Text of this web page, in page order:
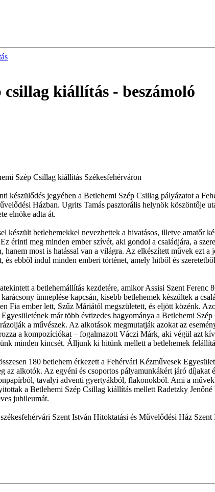
csillag kiállítás - beszámoló
Szép Csillag kiállítás Székesfehérváron
készülődés jegyében a Betlehemi Szép Csillag pályázatot a
Házban. Ugrits Tamás pasztorális helynök köszöntője
elnöke adta át.
készült betlehemekkel nevezhettek a hivatásos, illetve amatőr
érinti meg minden ember szívét, aki gondol a családjára, a
most is hatással van a világra. Az elkészített művek ezt
ebből indul minden emberi történet, amely hitből és
a betlehemállítás kezdetére, amikor Assisi Szent Ferenc
ünneplése kapcsán, kisebb betlehemek készültek a
Fia ember lett, Szűz Máriától megszületett, és eljött közénk.
már több évtizedes hagyománya a Betlehemi
a művészek. Az alkotások megmutatják azokat az
a kompozíciókat – fogalmazott Váczi Márk, aki végül azt
minden kincsét. Álljunk ki hitünk mellett a betlehemek
180 betlehem érkezett a Fehérvári Kézművesek
alkotók. Az egyéni és csoportos pályamunkákért járó díjakat
tavalyi adventi gyertyákból, flakonokból. Ami a
a Betlehemi Szép Csillag kiállítás mellett Radetzky
jubileumát.
Szent István Hitoktatási és Művelődési Ház